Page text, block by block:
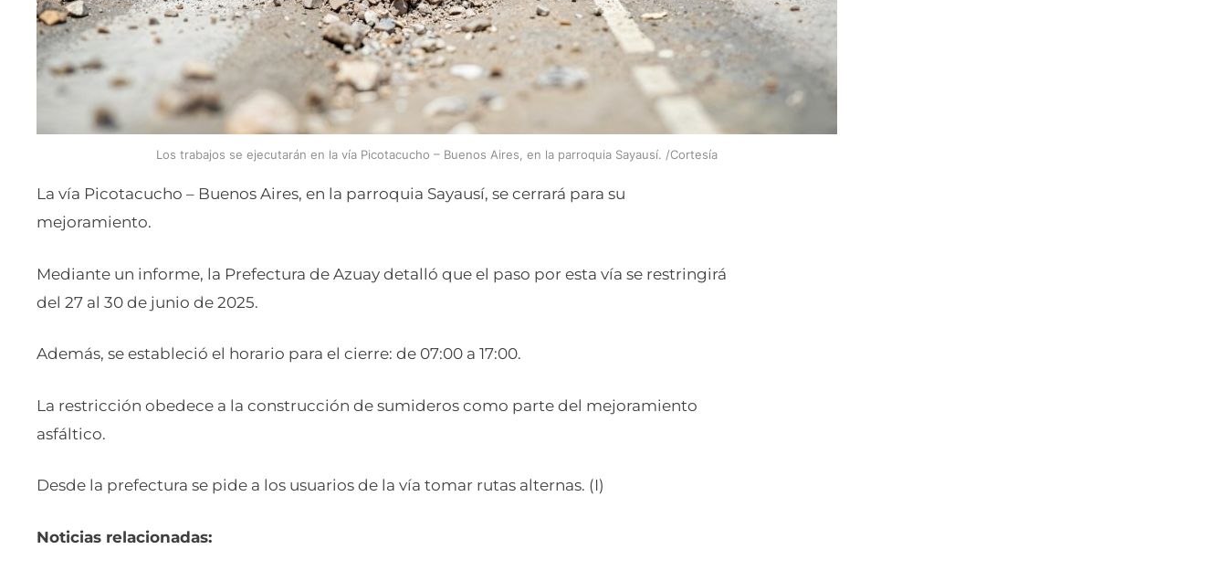
Los trabajos se ejecutarán en la vía Picotacucho – Buenos Aires, en la parroquia Sayausí. /Cortesía
La vía Picotacucho – Buenos Aires, en la parroquia Sayausí, se cerrará para su
mejoramiento.
Mediante un informe, la Prefectura de Azuay detalló que el paso por esta vía se restringirá
del 27 al 30 de junio de 2025.
Además, se estableció el horario para el cierre: de 07:00 a 17:00.
La restricción obedece a la construcción de sumideros como parte del mejoramiento
asfáltico.
Desde la prefectura se pide a los usuarios de la vía tomar rutas alternas. (I)
Noticias relacionadas: